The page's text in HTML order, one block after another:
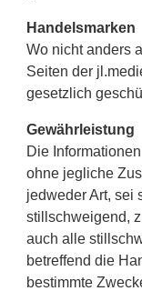
Handelsmarken
Wo nicht anders
Seiten der
gesetzlich
Gewährleistung
Die
ohne jegliche
jedweder Art, sei
stillschweigend,
auch alle
betreffend die
bestimmte